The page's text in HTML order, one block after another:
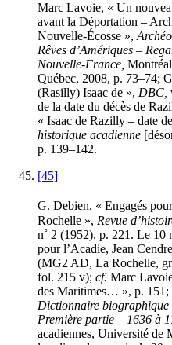
Marc Lavoie, « Un
avant la Déportation –
Nouvelle-Écosse »,
Rêves d’Amériques –
Nouvelle-France,
Québec, 2008, p. 73–74;
(Rasilly) Isaac de », DBC,
de la date du décès de
« Isaac de Razilly – date
historique acadienne
p. 139–142.
[45]
G. Debien, « Engagés
Rochelle », Revue
n˚ 2 (1952), p. 221. Le 10
pour l’Acadie, Jean
(MG2 AD, La Rochelle,
fol. 215 v); cf. Marc
des Maritimes… », p. 151;
Dictionnaire biographique
Première partie – 1636 à
acadiennes, Université de